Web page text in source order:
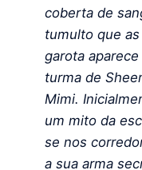
coberta de
tumulto que
garota
turma de
Mimi.
um mito da
se nos
a sua arma